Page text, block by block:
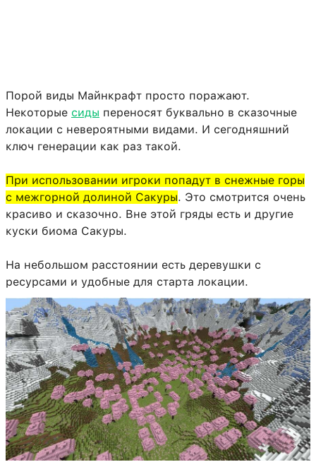
Порой виды Майнкрафт просто поражают.
Некоторые сиды переносят буквально в сказочные
локации с невероятными видами. И сегодняшний
ключ генерации как раз такой.
При использовании игроки попадут в снежные горы
с межгорной долиной Сакуры. Это смотрится очень
красиво и сказочно. Вне этой гряды есть и другие
куски биома Сакуры.
На небольшом расстоянии есть деревушки с
ресурсами и удобные для старта локации.